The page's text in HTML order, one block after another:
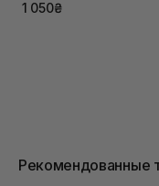
1 050₴
Рекомендованные